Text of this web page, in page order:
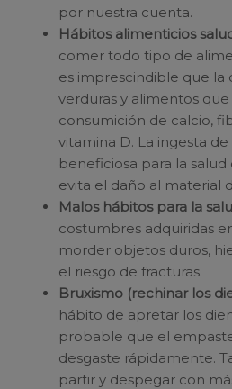
por nuestra cuenta.
Hábitos alimenticios
comer todo tipo de
es imprescindible que la
verduras y alimentos
consumición de calcio,
vitamina D. La ingesta
beneficiosa para la
evita el daño al material
Malos hábitos para la
costumbres adquiridas
morder objetos duros,
el riesgo de fracturas.
Bruxismo (rechinar los
hábito de apretar los
probable que el
desgaste rápidamente.
partir y despegar con